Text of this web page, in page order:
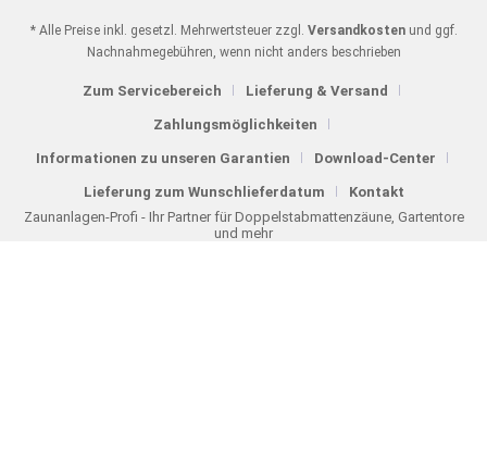
* Alle Preise inkl. gesetzl. Mehrwertsteuer zzgl. Versandkostenund ggf.
Nachnahmegebühren, wenn nicht anders beschrieben
Zum Servicebereich Lieferung & Versand
Zahlungsmöglichkeiten
Informationen zu unseren Garantien Download-Center
Lieferung zum Wunschlieferdatum
Kontakt
Zaunanlagen-Profi - Ihr Partner für Doppelstabmattenzäune, Gartentore
und mehr